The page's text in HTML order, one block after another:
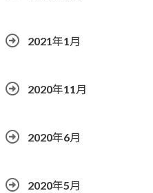
2021年1月
2020年11月
2020年6月
2020年5月